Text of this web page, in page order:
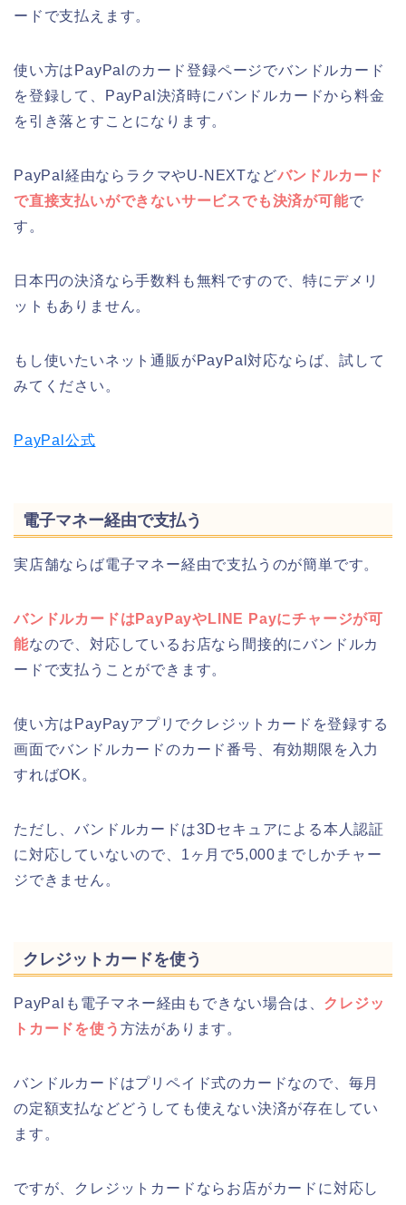
ードで支払えます。
使い方はPayPalのカード登録ページでバンドルカード
を登録して、PayPal決済時にバンドルカードから料金
を引き落とすことになります。
PayPal経由ならラクマやU-NEXTなどバンドルカード
で直接支払いができないサービスでも決済が可能で
す。
日本円の決済なら手数料も無料ですので、特にデメリ
ットもありません。
もし使いたいネット通販がPayPal対応ならば、試して
みてください。
PayPal公式
電子マネー経由で支払う
実店舗ならば電子マネー経由で支払うのが簡単です。
バンドルカードはPayPayやLINE Payにチャージが可
能なので、対応しているお店なら間接的にバンドルカ
ードで支払うことができます。
使い方はPayPayアプリでクレジットカードを登録する
画面でバンドルカードのカード番号、有効期限を入力
すればOK。
ただし、バンドルカードは3Dセキュアによる本人認証
に対応していないので、1ヶ月で5,000までしかチャー
ジできません。
クレジットカードを使う
PayPalも電子マネー経由もできない場合は、 クレジッ
トカードを使う 方法があります。
バンドルカードはプリペイド式のカードなので、毎月
の定額支払などどうしても使えない決済が存在してい
ます。
ですが、クレジットカードならお店がカードに対応し